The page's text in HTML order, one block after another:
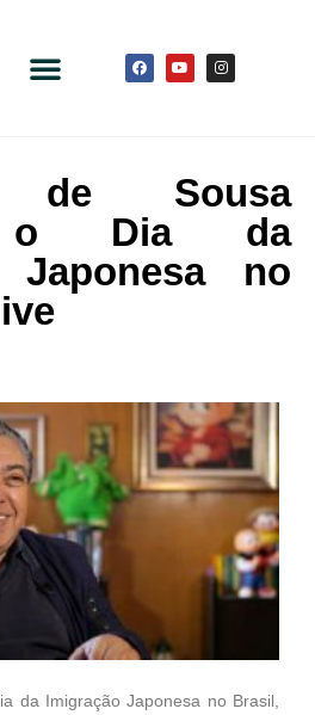
de Sousa
o Dia da
Japonesa no
da Imigração Japonesa no Brasil,